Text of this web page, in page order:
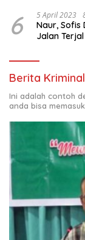
6 5 April 2023
Naur, Sofis
Jalan
Berita Kriminal
Ini adalah contoh
anda bisa